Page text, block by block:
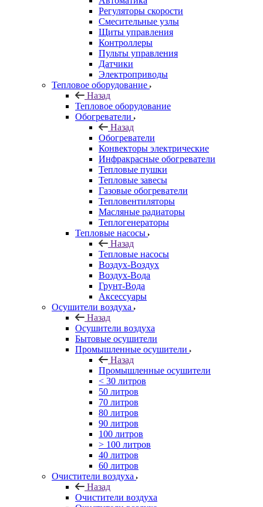
Регуляторы скорости
Смесительные узлы
Щиты управления
Контроллеры
Пульты управления
Датчики
Электроприводы
Тепловое оборудование
Назад
Тепловое оборудование
Обогреватели
Назад
Обогреватели
Конвекторы электрические
Инфракрасные обогреватели
Тепловые пушки
Тепловые завесы
Газовые обогреватели
Тепловентиляторы
Масляные радиаторы
Теплогенераторы
Тепловые насосы
Назад
Тепловые насосы
Воздух-Воздух
Воздух-Вода
Грунт-Вода
Аксессуары
Осушители воздуха
Назад
Осушители воздуха
Бытовые осушители
Промышленные осушители
Назад
Промышленные осушители
< 30 литров
50 литров
70 литров
80 литров
90 литров
100 литров
> 100 литров
40 литров
60 литров
Очистители воздуха
Назад
Очистители воздуха